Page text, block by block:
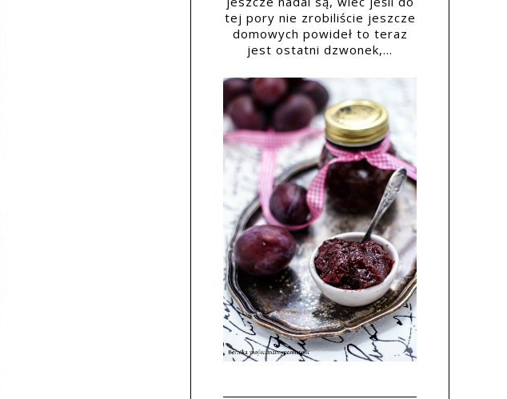
tej pory nie zrobiliście jeszcze
domowych powideł to teraz
jest ostatni dzwonek,...